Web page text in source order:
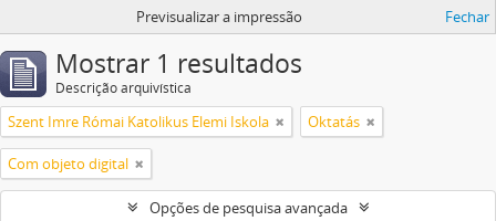
Previsualizar a impressão Fechar
Mostrar 1 resultados
Descrição arquivística
Szent Imre Római Katolikus Elemi Iskola Oktatás
Com objeto digital
Opções de pesquisa avançada